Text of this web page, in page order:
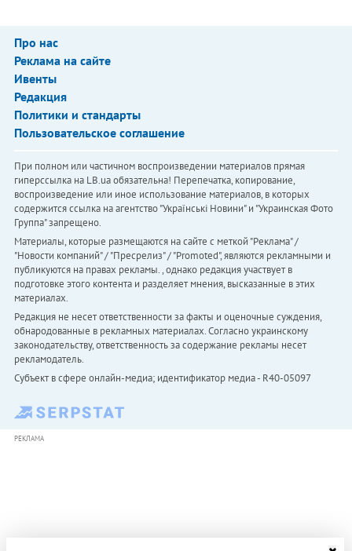
Про нас
Реклама на сайте
Ивенты
Редакция
Политики и стандарты
Пользовательское соглашение
При полном или частичном воспроизведении материалов прямая
гиперссылка на LB.ua обязательна! Перепечатка, копирование,
воспроизведение или иное использование материалов, в которых
содержится ссылка на агентство "Українськi Новини" и "Украинская Фото
Группа" запрещено.
Материалы, которые размещаются на сайте с меткой "Реклама" /
"Новости компаний" / "Пресрелиз" / "Promoted", являются рекламными и
публикуются на правах рекламы. , однако редакция участвует в
подготовке этого контента и разделяет мнения, высказанные в этих
материалах.
Редакция не несет ответственности за факты и оценочные суждения,
обнародованные в рекламных материалах. Согласно украинскому
законодательству, ответственность за содержание рекламы несет
рекламодатель.
Субъект в сфере онлайн-медиа; идентификатор медиа - R40-05097
РЕКЛАМА